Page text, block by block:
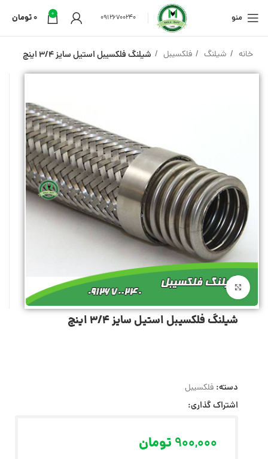
منو 09126700240
0
0تومان
خانه شیلنگ فلکسیبل شیلنگ فلکسیبل استیل سایز 3/4 اینچ
بزرگنمایی تصویر
شیلنگ فلکسیبل استیل سایز 3/4 اینچ
دسته: فلکسیبل
اشتراک گذاری:
900,000 تومان